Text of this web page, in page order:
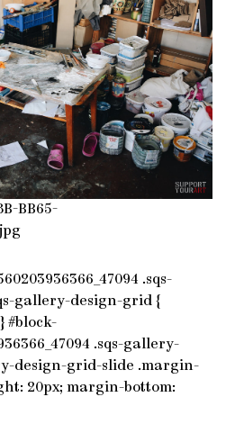
.sqs-
gallery-design-grid {
#block-
.sqs-gallery-
design-grid-slide .margin-
20px; margin-bottom: